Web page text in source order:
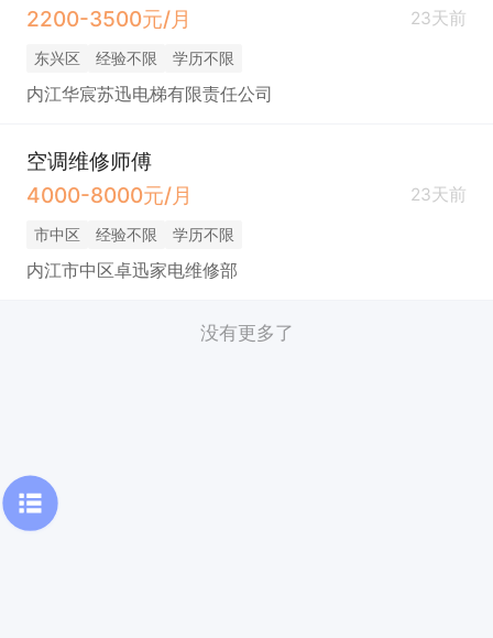
2200-3500元/月
23天前
东兴区 经验不限 学历不限
内江华宸苏迅电梯有限责任公司
空调维修师傅
4000-8000元/月
23天前
市中区 经验不限 学历不限
内江市中区卓迅家电维修部
没有更多了